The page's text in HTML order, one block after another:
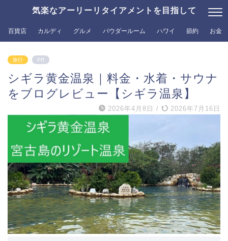
気楽なアーリーリタイアメントを目指して
百貨店 カルディ グルメ パウダールーム ハワイ 節約 お金
旅行 PR
シギラ黄金温泉｜料金・水着・サウナ
をブログレビュー【シギラ温泉】
2026年4月8日 / 2026年7月16日